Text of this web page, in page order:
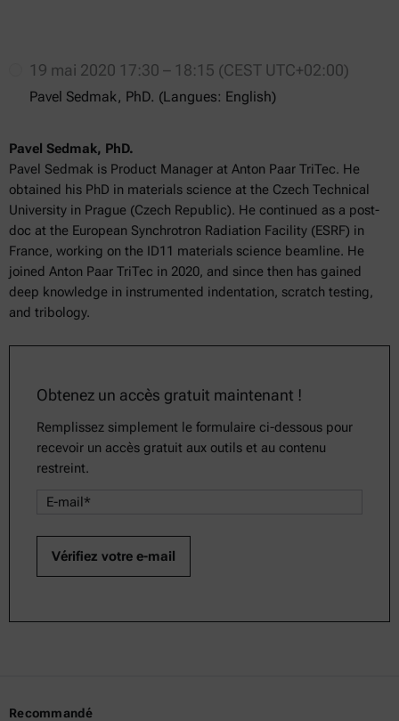
19 mai 2020 17:30 – 18:15 (CEST UTC+02:00)
Pavel Sedmak, PhD. (Langues: English)
Pavel Sedmak, PhD.
Pavel Sedmak is Product Manager at Anton Paar TriTec. He
obtained his PhD in materials science at the Czech Technical
University in Prague (Czech Republic). He continued as a post-
doc at the European Synchrotron Radiation Facility (ESRF) in
France, working on the ID11 materials science beamline. He
joined Anton Paar TriTec in 2020, and since then has gained
deep knowledge in instrumented indentation, scratch testing,
and tribology.
Obtenez un accès gratuit maintenant !
Remplissez simplement le formulaire ci-dessous pour
recevoir un accès gratuit aux outils et au contenu
restreint.
Recommandé